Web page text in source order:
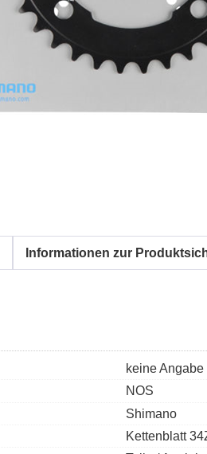
Informationen zur
keine Angabe
NOS
Shimano
Kettenblatt